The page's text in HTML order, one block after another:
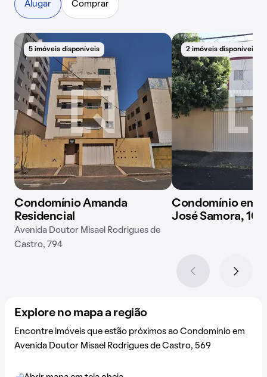
Alugar Comprar
5 imóveis disponíveis
Condomínio Amanda
Residencial
Avenida Doutor Misael Rodrigues de
Castro, 794
2 imóveis disponíveis
Condomínio em
José Samora,
Explore no mapa a região
Encontre imóveis que estão próximos ao Condomínio em
Avenida Doutor Misael Rodrigues de Castro, 569